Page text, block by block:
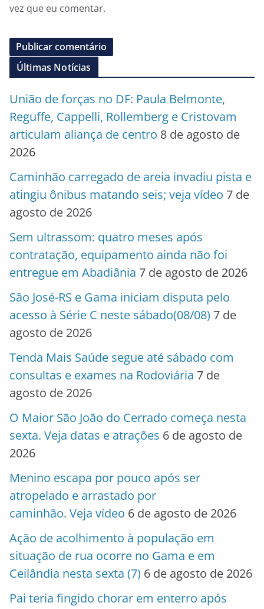
vez que eu comentar.
Últimas Notícias
União de forças no DF: Paula Belmonte,
Reguffe, Cappelli, Rollemberg e Cristovam
articulam aliança de centro 8 de agosto de
2026
Caminhão carregado de areia invadiu pista e
atingiu ônibus matando seis; veja vídeo 7 de
agosto de 2026
Sem ultrassom: quatro meses após
contratação, equipamento ainda não foi
entregue em Abadiânia 7 de agosto de 2026
São José-RS e Gama iniciam disputa pelo
acesso à Série C neste sábado(08/08) 7 de
agosto de 2026
Tenda Mais Saúde segue até sábado com
consultas e exames na Rodoviária 7 de
agosto de 2026
O Maior São João do Cerrado começa nesta
sexta. Veja datas e atrações 6 de agosto de
2026
Menino escapa por pouco após ser
atropelado e arrastado por
caminhão. Veja vídeo 6 de agosto de 2026
Ação de acolhimento à população em
situação de rua ocorre no Gama e em
Ceilândia nesta sexta (7) 6 de agosto de 2026
Pai teria fingido chorar em enterro após